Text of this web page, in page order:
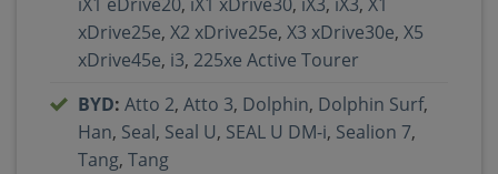
xDrive25e, X2 xDrive25e, X3 xDrive30e, X5
xDrive45e, i3, 225xe Active Tourer
BYD: Atto 2, Atto 3, Dolphin, Dolphin Surf,
Han, Seal, Seal U, SEAL U DM-i, Sealion 7,
Tang, Tang